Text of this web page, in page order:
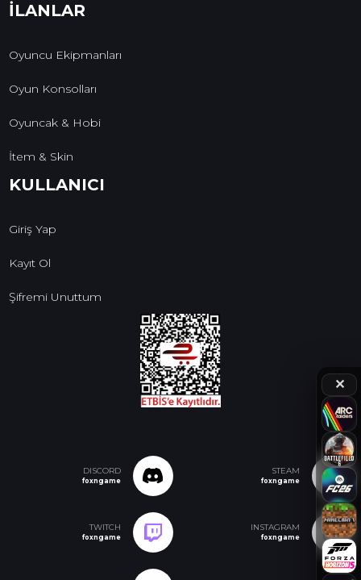
✕
İLANLAR
Oyuncu Ekipmanları
Oyun Konsolları
Oyuncak & Hobi
İtem & Skin
KULLANICI
Giriş Yap
Kayıt Ol
Şifremi Unuttum
DISCORD
foxngame
STEAM
foxngame
TWITCH
foxngame
INSTAGRAM
foxngame